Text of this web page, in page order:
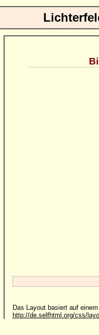
Das Layout basiert auf
http://de.selfhtml.org/css/